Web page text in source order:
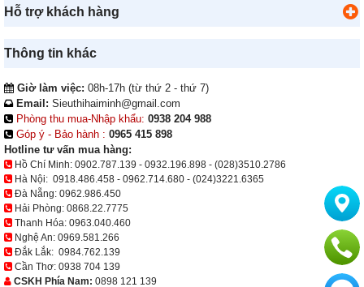
Hỗ trợ khách hàng
Thông tin khác
Giờ làm việc: 08h-17h (từ thứ 2 - thứ 7)
Email: Sieuthihaiminh@gmail.com
Phòng thu mua-Nhập khẩu: 0938 204 988
Góp ý - Bảo hành : 0965 415 898
Hotline tư vấn mua hàng:
Hồ Chí Minh: 0902.787.139 - 0932.196.898 - (028)3510.2786
Hà Nội: 0918.486.458 - 0962.714.680 - (024)3221.6365
Đà Nẵng: 0962.986.450
Hải Phòng: 0868.22.7775
Thanh Hóa: 0963.040.460
Nghệ An: 0969.581.266
Đắk Lắk: 0984.762.139
Cần Thơ: 0938 704 139
CSKH Phía Nam: 0898 121 139